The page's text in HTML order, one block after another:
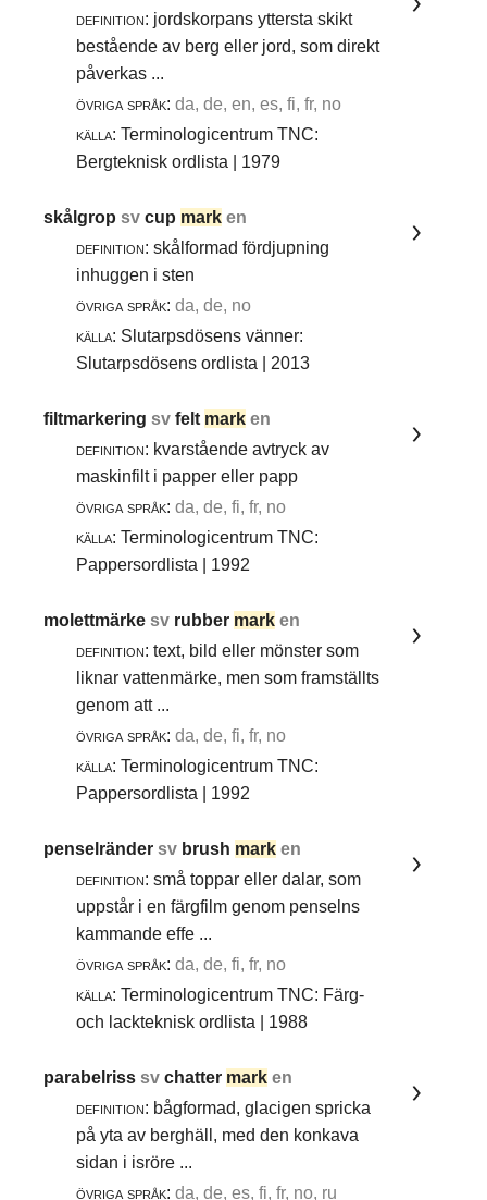
definition: jordskorpans yttersta skikt
bestående av berg eller jord, som direkt
påverkas ...
övriga språk: da, de, en, es, fi, fr, no
källa: Terminologicentrum TNC:
Bergteknisk ordlista | 1979
skålgropsvcup mark en
definition: skålformad fördjupning
inhuggen i sten
övriga språk: da, de, no
källa: Slutarpsdösens vänner:
Slutarpsdösens ordlista | 2013
filtmarkeringsvfelt mark en
definition: kvarstående avtryck av
maskinfilt i papper eller papp
övriga språk: da, de, fi, fr, no
källa: Terminologicentrum TNC:
Pappersordlista | 1992
molettmärkesv rubber mark en
definition: text, bild eller mönster som
liknar vattenmärke, men som framställts
genom att ...
övriga språk: da, de, fi, fr, no
källa: Terminologicentrum TNC:
Pappersordlista | 1992
penselrändersv brush mark en
definition: små toppar eller dalar, som
uppstår i en färgfilm genom penselns
kammande effe ...
övriga språk: da, de, fi, fr, no
källa: Terminologicentrum TNC: Färg-
och lackteknisk ordlista | 1988
parabelrisssvchatter mark en
definition: bågformad, glacigen spricka
på yta av berghäll, med den konkava
sidan i isröre ...
övriga språk: da, de, es, fi, fr, no, ru